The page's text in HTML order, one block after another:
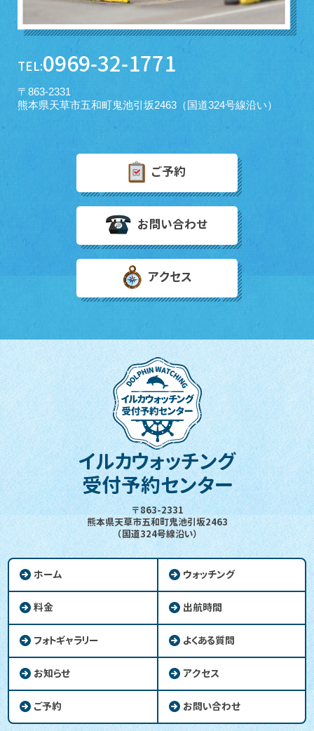
TEL:0969-32-1771
〒863-2331
熊本県天草市五和町鬼池引坂2463（国道324号線沿い）
ご予約
お問い合わせ
アクセス
イルカウォッチング
受付予約センター
〒863-2331
熊本県天草市五和町鬼池引坂2463
（国道324号線沿い）
ホーム ウォッチング
料金 出航時間
フォトギャラリー よくある質問
お知らせ アクセス
ご予約 お問い合わせ